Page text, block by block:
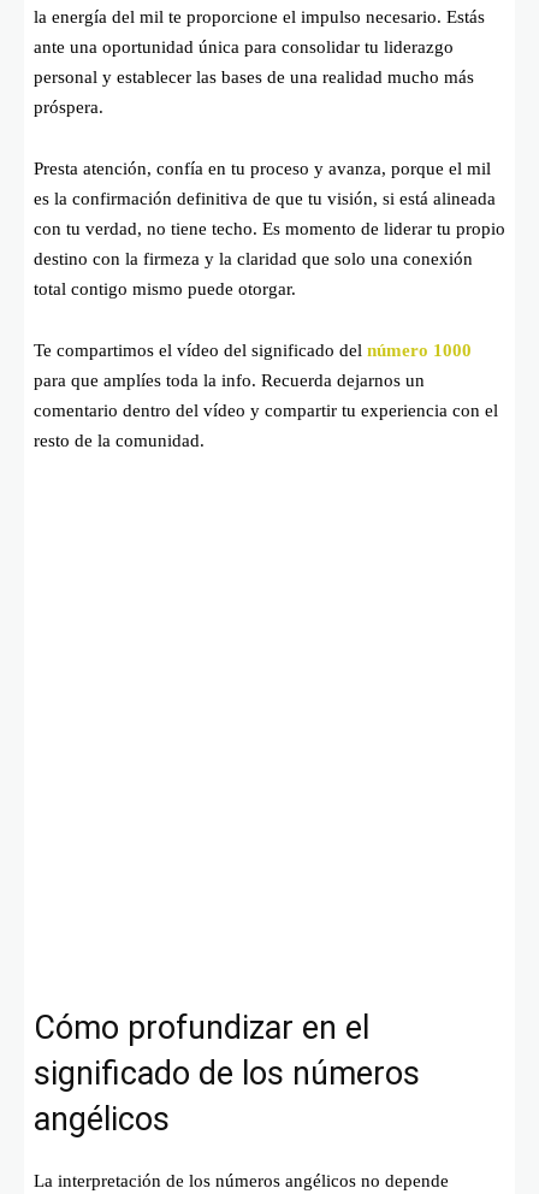
la energía del mil te proporcione el impulso necesario. Estás
ante una oportunidad única para consolidar tu liderazgo
personal y establecer las bases de una realidad mucho más
próspera.
Presta atención, confía en tu proceso y avanza, porque el mil
es la confirmación definitiva de que tu visión, si está alineada
con tu verdad, no tiene techo. Es momento de liderar tu propio
destino con la firmeza y la claridad que solo una conexión
total contigo mismo puede otorgar.
Te compartimos el vídeo del significado del número 1000
para que amplíes toda la info. Recuerda dejarnos un
comentario dentro del vídeo y compartir tu experiencia con el
resto de la comunidad.
Cómo profundizar en el
significado de los números
angélicos
La interpretación de los números angélicos no depende